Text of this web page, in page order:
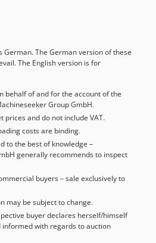
German. The German version of these
The English version is for
behalf of and for the account of the
Group GmbH.
prices and do not include VAT.
costs are binding.
to the best of knowledge –
generally recommends to inspect
buyers – sale exclusively to
may be subject to change.
buyer declares herself/himself
informed with regards to auction